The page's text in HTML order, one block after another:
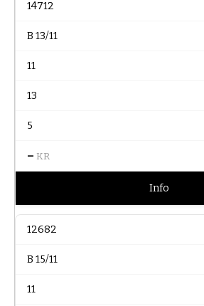
14712
B 13/11
11
13
5
– KR
Info
12682
B 15/11
11